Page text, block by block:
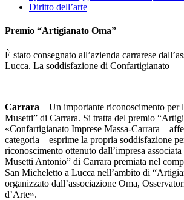
Diritto dell’arte
Premio “Artigianato Oma”
È stato consegnato all’azienda carrarese
Lucca. La soddisfazione di Confartigianato
Carrara – Un importante riconoscimento per
Musetti” di Carrara. Si tratta del premio
«Confartigianato Imprese Massa-Carrara –
categoria – esprime la propria soddisfazione
riconoscimento ottenuto dall’impresa
Musetti Antonio” di Carrara premiata nel
San Micheletto a Lucca nell’ambito di
organizzato dall’associazione Oma,
d’Arte».